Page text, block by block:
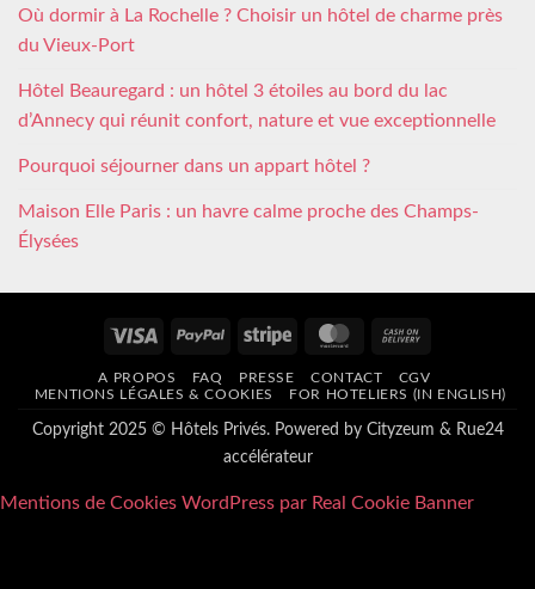
Où dormir à La Rochelle ? Choisir un hôtel de charme près
du Vieux-Port
Hôtel Beauregard : un hôtel 3 étoiles au bord du lac
d’Annecy qui réunit confort, nature et vue exceptionnelle
Pourquoi séjourner dans un appart hôtel ?
Maison Elle Paris : un havre calme proche des Champs-
Élysées
Visa PayPal Stripe MasterCard
Delivery
A PROPOS FAQ PRESSE CONTACT
CGV
MENTIONS LÉGALES & COOKIES
FOR HOTELIERS (IN ENGLISH)
Copyright 2025 © Hôtels Privés. Powered by Cityzeum & Rue24
accélérateur
Mentions de Cookies WordPress par Real Cookie Banner